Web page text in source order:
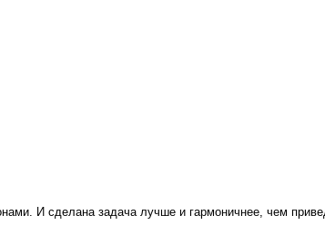
И сделана задача лучше и гармоничнее, чем